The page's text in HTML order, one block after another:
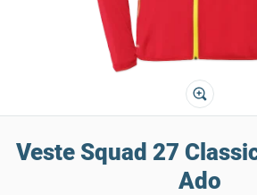
Veste Squad 27
Ado